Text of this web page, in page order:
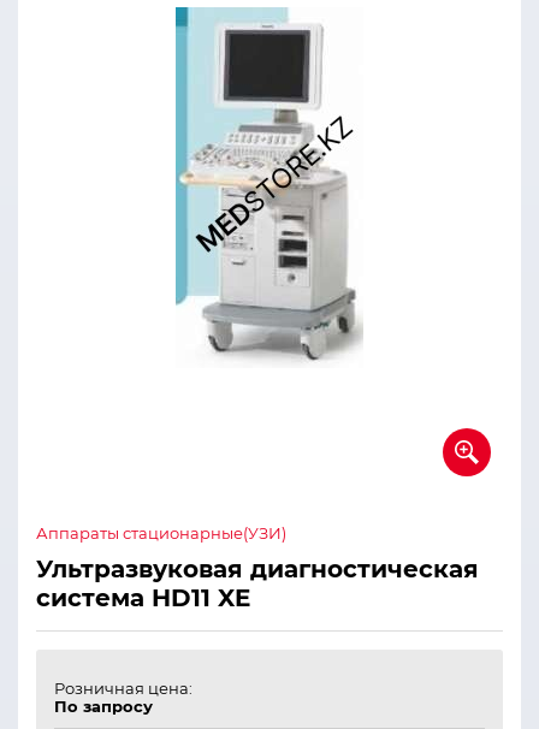
Аппараты стационарные(УЗИ)
Ультразвуковая диагностическая
система HD11 XE
Розничная цена:
По запросу